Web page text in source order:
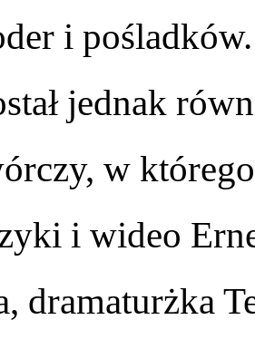
i
jednak
w
i wideo
dramaturżka